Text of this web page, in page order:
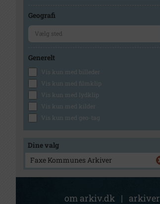
Geografi
Generelt
Vis kun med billeder
Vis kun med filmklip
Vis kun med lydklip
Vis kun med kilder
Vis kun med geo-tag
Dine valg
Faxe Kommunes Arkiver
om arkiv.dk | arkiver